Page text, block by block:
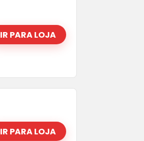
IR PARA LOJA
IR PARA LOJA